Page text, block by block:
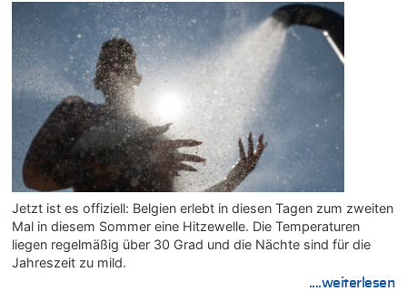
Jetzt ist es offiziell: Belgien erlebt in diesen Tagen zum zweiten
Mal in diesem Sommer eine Hitzewelle. Die Temperaturen
liegen regelmäßig über 30 Grad und die Nächte sind für die
Jahreszeit zu mild.
....weiterlesen